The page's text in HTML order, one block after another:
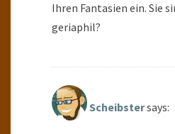
Ihren Fantasien ein. Sie
geriaphil?
Scheibstersays: